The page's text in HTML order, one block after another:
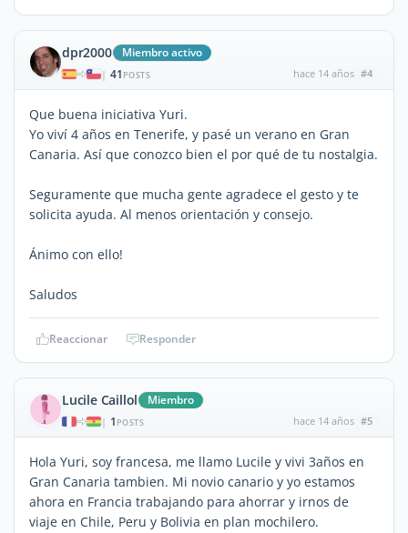
dpr2000 Miembro activo
| 41 POSTS hace 14 años #4
Que buena iniciativa Yuri.
Yo viví 4 años en Tenerife, y pasé un verano en Gran
Canaria. Así que conozco bien el por qué de tu nostalgia.
Seguramente que mucha gente agradece el gesto y te
solicita ayuda. Al menos orientación y consejo.
Ánimo con ello!
Saludos
Reaccionar Responder
Lucile Caillol Miembro
| 1 POSTS hace 14 años #5
Hola Yuri, soy francesa, me llamo Lucile y vivi 3años en
Gran Canaria tambien. Mi novio canario y yo estamos
ahora en Francia trabajando para ahorrar y irnos de
viaje en Chile, Peru y Bolivia en plan mochilero.